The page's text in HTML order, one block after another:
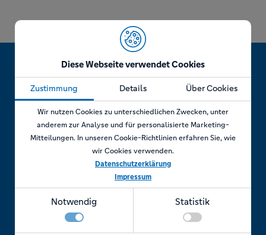
Diese Webseite verwendet Cookies
Zustimmung Details Über Cookies
Wir nutzen Cookies zu unterschiedlichen Zwecken, unter
anderem zur Analyse und für personalisierte Marketing-
Mitteilungen. In unseren Cookie-Richtlinien erfahren Sie, wie
wir Cookies verwenden.
Datenschutzerklärung
Impressum
Notwendig Statistik
Jetzt Termin vereinbaren!
Telefonisch
+49 7841 69 11880